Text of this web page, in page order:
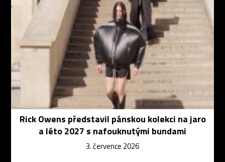
Rick Owens představil pánskou kolekci na jaro
a léto 2027 s nafouknutými bundami
3. července 2026